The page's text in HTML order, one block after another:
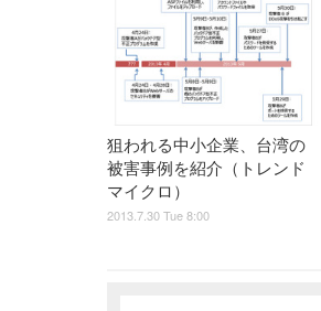
狙われる中小企業、台湾の
被害事例を紹介（トレンド
マイクロ）
2013.7.30 Tue 8:00